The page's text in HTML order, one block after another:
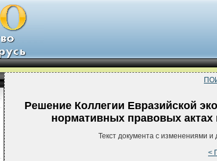
Решение Коллегии Евразийской
нормативных правовых
Текст документа с изменениями
<